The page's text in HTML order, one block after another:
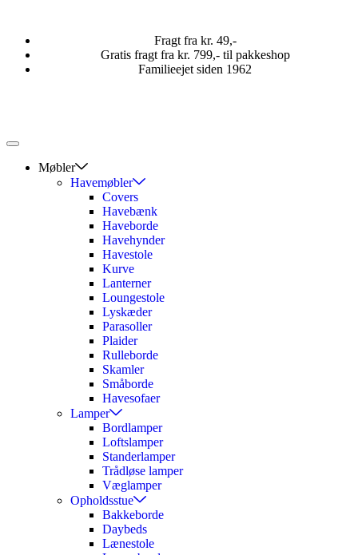
Fragt fra kr. 49,-
Gratis fragt fra kr. 799,- til pakkeshop
Familieejet siden 1962
Møbler
Havemøbler
Covers
Havebænk
Haveborde
Havehynder
Havestole
Kurve
Lanterner
Loungestole
Lyskæder
Parasoller
Plaider
Rulleborde
Skamler
Småborde
Havesofaer
Lamper
Bordlamper
Loftslamper
Standerlamper
Trådløse lamper
Væglamper
Opholdsstue
Bakkeborde
Daybeds
Lænestole